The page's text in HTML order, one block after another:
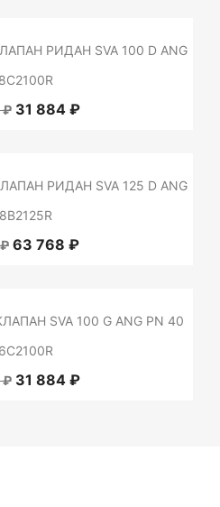
РИДАН SVA 100 D ANG
₽ 31 884 ₽
РИДАН SVA 125 D ANG
63 768 ₽
SVA 100 G ANG PN 40
₽ 31 884 ₽